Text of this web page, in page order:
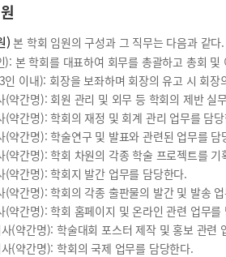
) 본 학회 임원의 구성과 그 직무는 다음과 같다.
): 본 학회를 대표하여 회무를 총괄하고 총회 및
인 이내): 회장을 보좌하며 회장의 유고 시 회장
(약간명): 회원 관리 및 외무 등 학회의 제반 실
(약간명): 학회의 재정 및 회계 관리 업무를 담
(약간명): 학술연구 및 발표와 관련된 업무를 담
(약간명): 학회 차원의 각종 학술 프로젝트를 기
(약간명): 학회지 발간 업무를 담당한다.
(약간명): 학회의 각종 출판물의 발간 및 발송
(약간명): 학회 홈페이지 및 온라인 관련 업무를
(약간명): 학술대회 포스터 제작 및 홍보 관련
(약간명): 학회의 국제 업무를 담당한다.